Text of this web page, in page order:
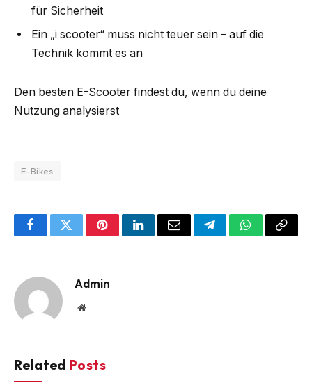
für Sicherheit
Ein „i scooter“ muss nicht teuer sein – auf die
Technik kommt es an
Den besten E-Scooter findest du, wenn du deine
Nutzung analysierst
E-Bikes
FacebookTwitterPinterestLinkedInEmail TelegramWhatsApp
Copy
Admin
Website
Related Posts